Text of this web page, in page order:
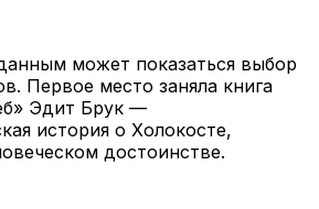
может показаться выбор
Первое место заняла книга
Эдит Брук —
история о Холокосте,
достоинстве.